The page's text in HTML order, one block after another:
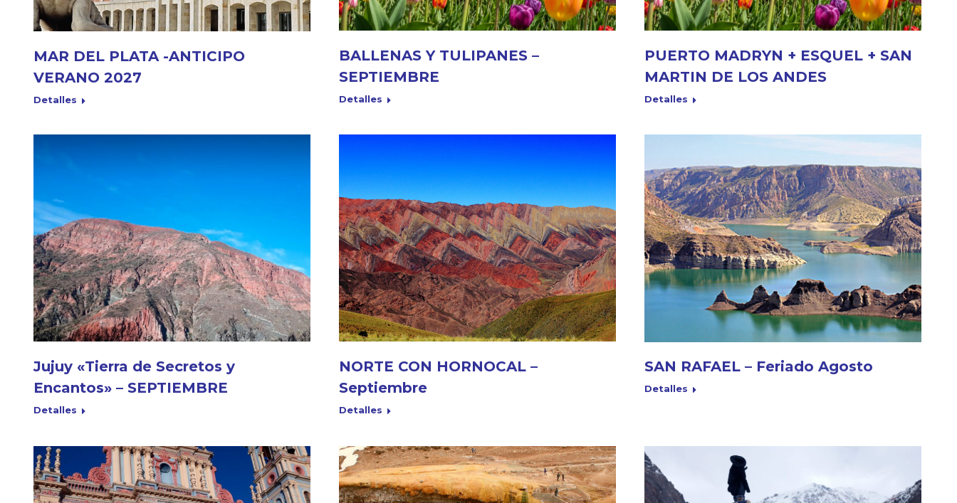
MAR DEL PLATA -ANTICIPO
VERANO 2027
Detalles
BALLENAS Y TULIPANES –
SEPTIEMBRE
Detalles
PUERTO MADRYN + ESQUEL + SAN
MARTIN DE LOS ANDES
Detalles
Jujuy «Tierra de Secretos y
Encantos» – SEPTIEMBRE
Detalles
NORTE CON HORNOCAL –
Septiembre
Detalles
SAN RAFAEL – Feriado Agosto
Detalles